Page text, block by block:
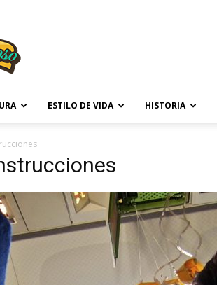
ESTILO DE VIDA HISTORIA